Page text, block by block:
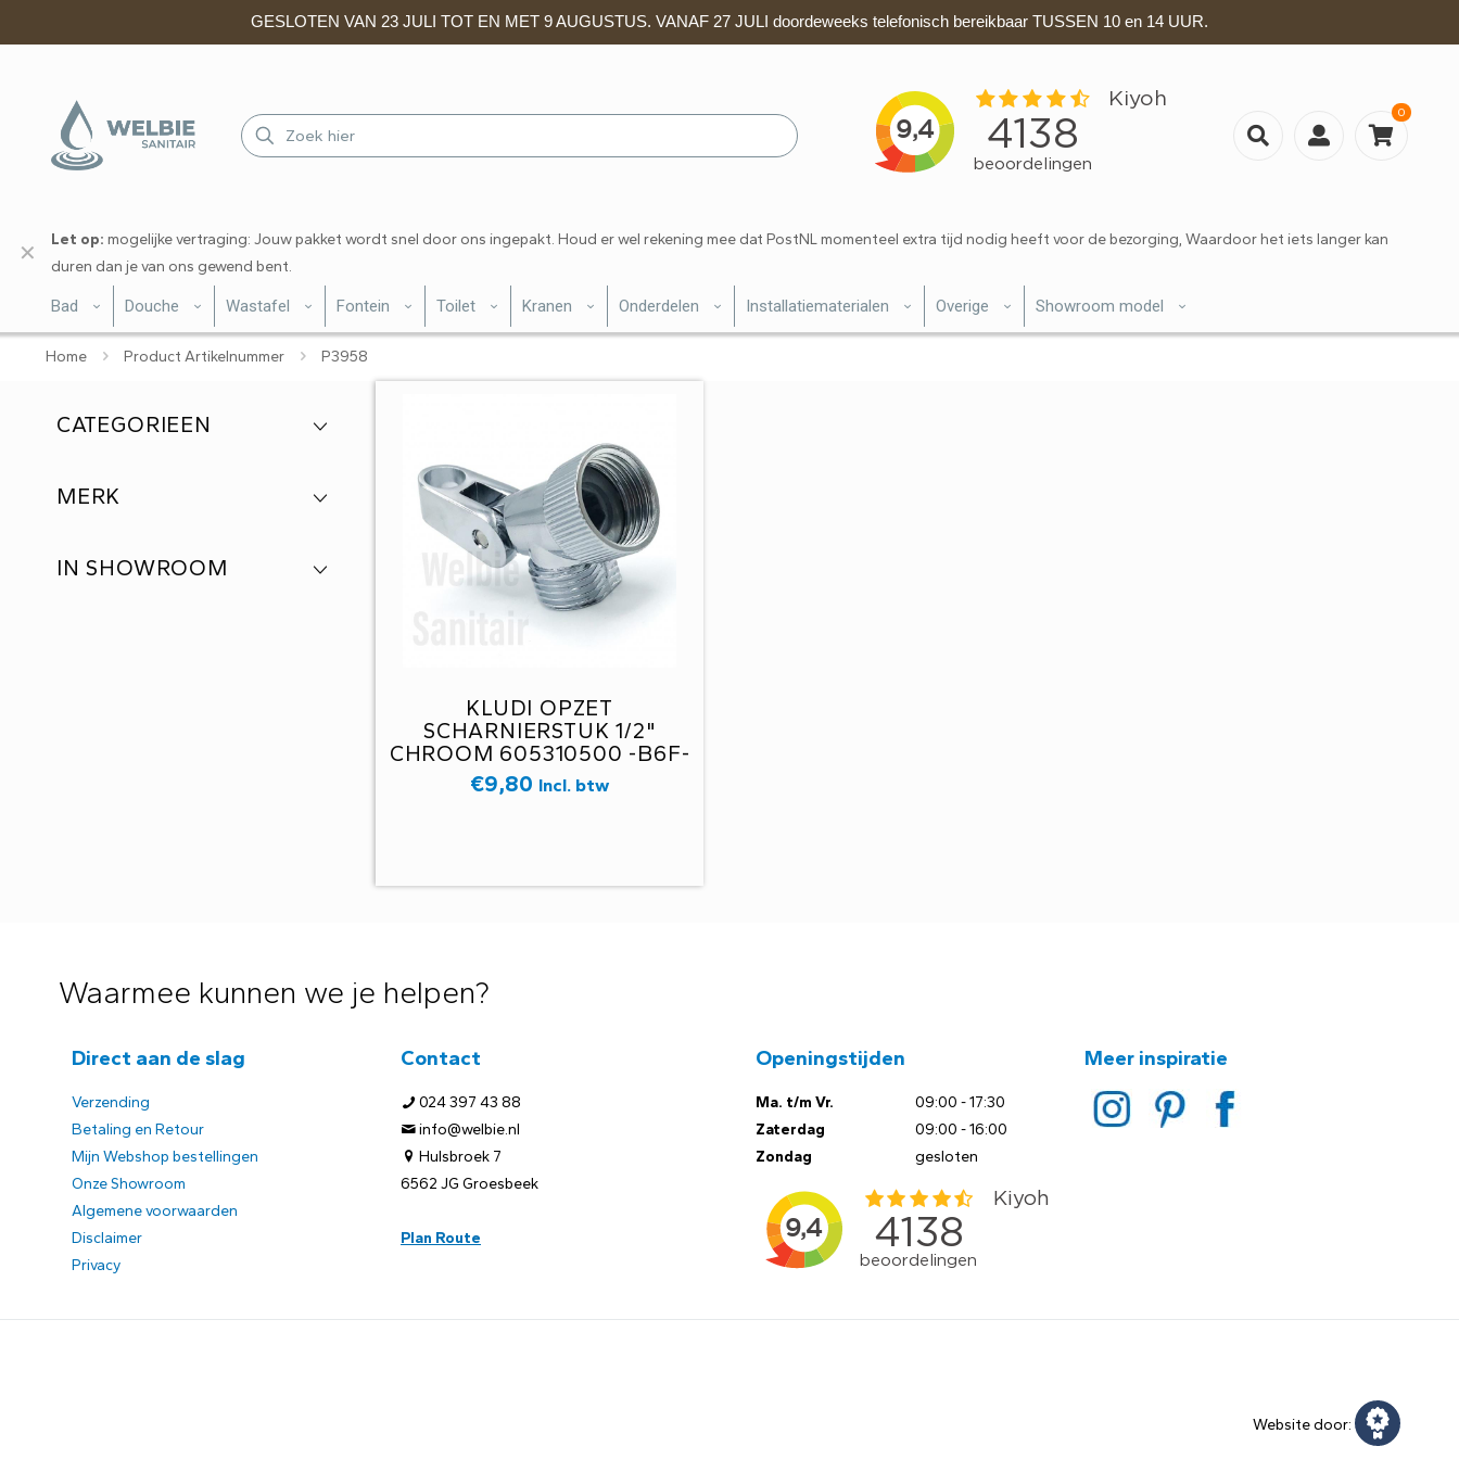
GESLOTEN VAN 23 JULI TOT EN MET 9 AUGUSTUS. VANAF 27 JULI doordeweeks telefonisch bereikbaar TUSSEN 10 en 14 UUR.
0
Let op: mogelijke vertraging: Jouw pakket wordt snel door ons ingepakt. Houd er wel rekening mee dat PostNL momenteel extra tijd nodig heeft voor de bezorging, Waardoor het iets langer kan
duren dan je van ons gewend bent.
✕
Bad Douche Wastafel Fontein Toilet Kranen Onderdelen Installatiematerialen Overige Showroom model
Home Product Artikelnummer P3958
KLUDI OPZET
SCHARNIERSTUK 1/2"
CHROOM 605310500 -B6F-
€9,80 Incl. btw
CATEGORIEEN
MERK
IN SHOWROOM
Waarmee kunnen we je helpen?
Direct aan de slag
Verzending
Betaling en Retour
Mijn Webshop bestellingen
Onze Showroom
Algemene voorwaarden
Disclaimer
Privacy
Contact
024 397 43 88
info@welbie.nl
Hulsbroek 7
6562 JG Groesbeek
Plan Route
Openingstijden
Ma. t/m Vr.
Zaterdag
Zondag
09:00 - 17:30
09:00 - 16:00
gesloten
Meer inspiratie
Website door: